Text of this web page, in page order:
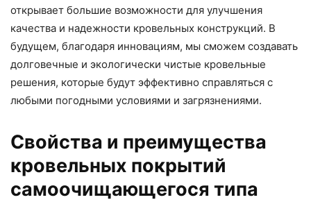
открывает большие возможности для улучшения
качества и надежности кровельных конструкций. В
будущем, благодаря инновациям, мы сможем создавать
долговечные и экологически чистые кровельные
решения, которые будут эффективно справляться с
любыми погодными условиями и загрязнениями.
Свойства и преимущества
кровельных покрытий
самоочищающегося типа